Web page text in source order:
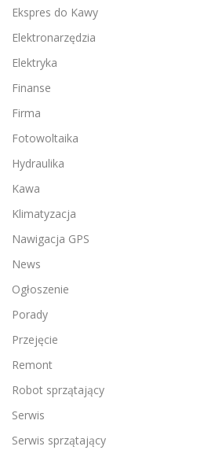
Ekspres do Kawy
Elektronarzędzia
Elektryka
Finanse
Firma
Fotowoltaika
Hydraulika
Kawa
Klimatyzacja
Nawigacja GPS
News
Ogłoszenie
Porady
Przejęcie
Remont
Robot sprzątający
Serwis
Serwis sprzątający